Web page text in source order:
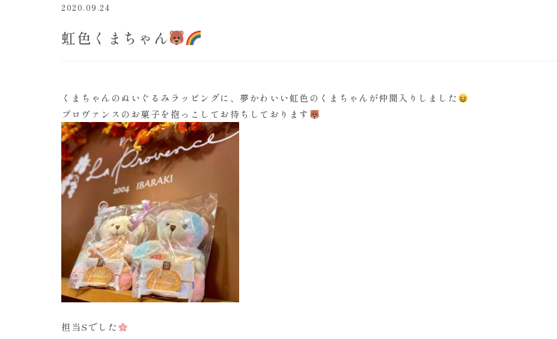
2020.09.24
虹色くまちゃん
くまちゃんのぬいぐるみラッピングに、夢かわいい虹色のくまちゃんが仲間入りしました
プロヴァンスのお菓子を抱っこしてお待ちしております
担当Sでした